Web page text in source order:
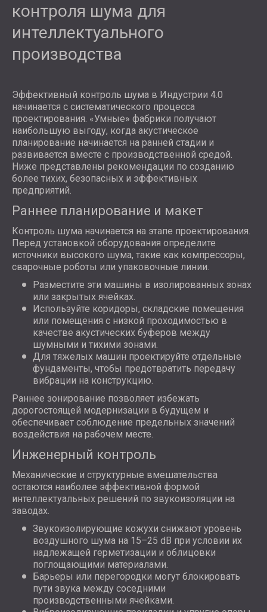
контроля шума для
интеллектуального
производства
Эффективный контроль шума в Индустрии 4.0
начинается с систематического процесса
проектирования. «Умные» фабрики получают
наибольшую выгоду, когда акустическое
планирование начинается на ранней стадии и
развивается вместе с производственной средой.
Ниже представлены рекомендации по созданию
более тихих, безопасных и эффективных
предприятий.
Раннее планирование и макет
Контроль шума начинается на этапе проектирования.
Перед установкой оборудования определите
источники высокого шума, такие как компрессоры,
сварочные роботы или упаковочные линии.
Разместите эти машины в изолированных зонах
или закрытых ячейках.
Используйте коридоры, складские помещения
или помещения с низкой проходимостью в
качестве акустических буферов между
шумными и тихими зонами.
Для тяжелых машин проектируйте отдельные
фундаменты, чтобы предотвратить передачу
вибрации на конструкцию.
Раннее зонирование позволяет избежать
дорогостоящей модернизации в будущем и
обеспечивает соблюдение предельных значений
воздействия на рабочем месте.
Инженерный контроль
Механические и структурные вмешательства
остаются наиболее эффективной формой
интеллектуальных решений по звукоизоляции на
заводах.
Звукоизолирующие кожухи снижают уровень
воздушного шума на 15–25 dB при условии их
надлежащей герметизации и облицовки
поглощающими материалами.
Барьеры или перегородки могут блокировать
пути звука между соседними
производственными ячейками.